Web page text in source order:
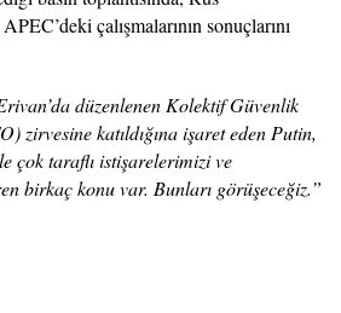
çalışmalarının sonuçlarını
düzenlenen Kolektif Güvenlik
zirvesine katıldığına işaret eden Putin,
çok taraflı istişarelerimizi ve
birkaç konu var. Bunları görüşeceğiz.”